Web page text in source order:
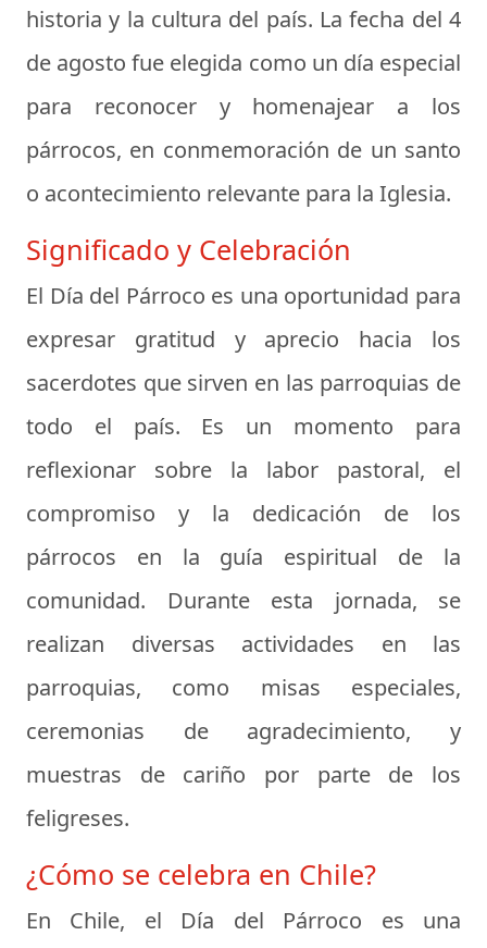
historia y la cultura del país. La fecha del 4
de agosto fue elegida como un día especial
para reconocer y homenajear a los
párrocos, en conmemoración de un santo
o acontecimiento relevante para la Iglesia.
Significado y Celebración
El Día del Párroco es una oportunidad para
expresar gratitud y aprecio hacia los
sacerdotes que sirven en las parroquias de
todo el país. Es un momento para
reflexionar sobre la labor pastoral, el
compromiso y la dedicación de los
párrocos en la guía espiritual de la
comunidad. Durante esta jornada, se
realizan diversas actividades en las
parroquias, como misas especiales,
ceremonias de agradecimiento, y
muestras de cariño por parte de los
feligreses.
¿Cómo se celebra en Chile?
En Chile, el Día del Párroco es una